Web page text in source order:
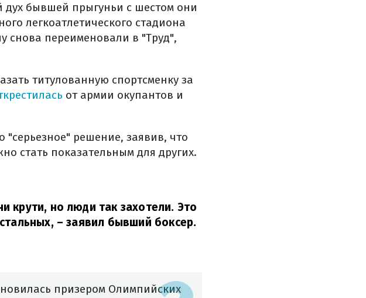
бывшей прыгуньи с шестом они
легкоатлетического стадиона
снова переименовали в "Труд",
титулованную спортсменку за
от армии окупантов и
"серьезное" решение, заявив, что
стать показательным для других.
крути, но люди так захотели. Это
– заявил бывший боксер.
призером Олимпийских